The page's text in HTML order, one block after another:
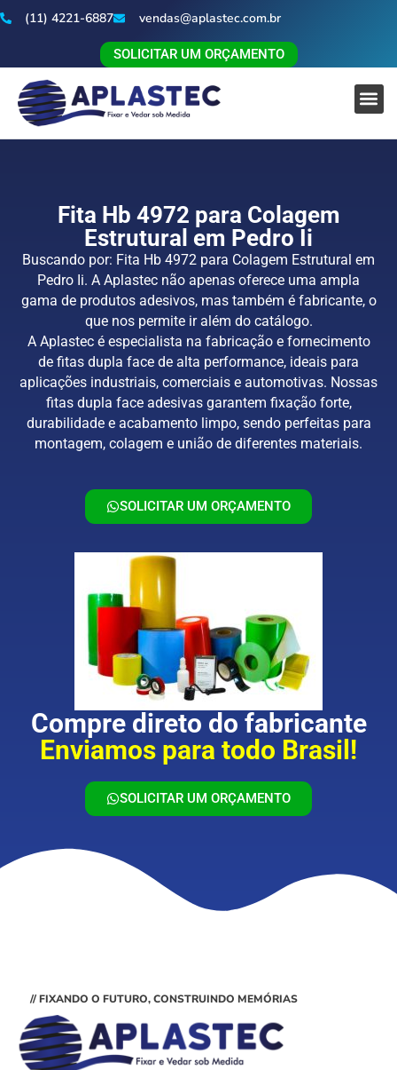
(11) 4221-6887 vendas@aplastec.com.br
SOLICITAR UM ORÇAMENTO
Fita Hb 4972 para Colagem
Estrutural em Pedro Ii
Buscando por: Fita Hb 4972 para Colagem Estrutural em
Pedro Ii. A Aplastec não apenas oferece uma ampla
gama de produtos adesivos, mas também é fabricante, o
que nos permite ir além do catálogo.
A Aplastec é especialista na fabricação e fornecimento
de fitas dupla face de alta performance, ideais para
aplicações industriais, comerciais e automotivas. Nossas
fitas dupla face adesivas garantem fixação forte,
durabilidade e acabamento limpo, sendo perfeitas para
montagem, colagem e união de diferentes materiais.
SOLICITAR UM ORÇAMENTO
Compre direto do fabricante
Enviamos para todo Brasil!
SOLICITAR UM ORÇAMENTO
// FIXANDO O FUTURO, CONSTRUINDO MEMÓRIAS